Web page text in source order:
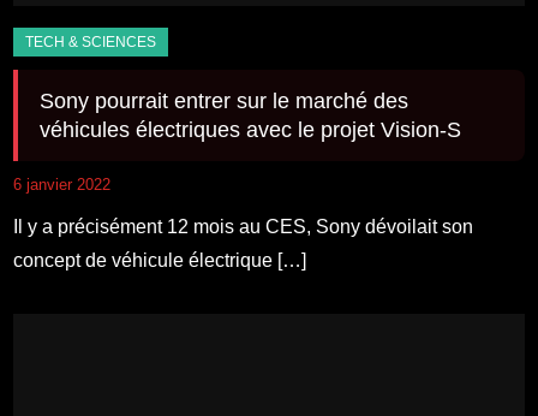
Sony pourrait entrer sur le marché des
véhicules électriques avec le projet Vision-S
6 janvier 2022
Il y a précisément 12 mois au CES, Sony dévoilait son
concept de véhicule électrique […]